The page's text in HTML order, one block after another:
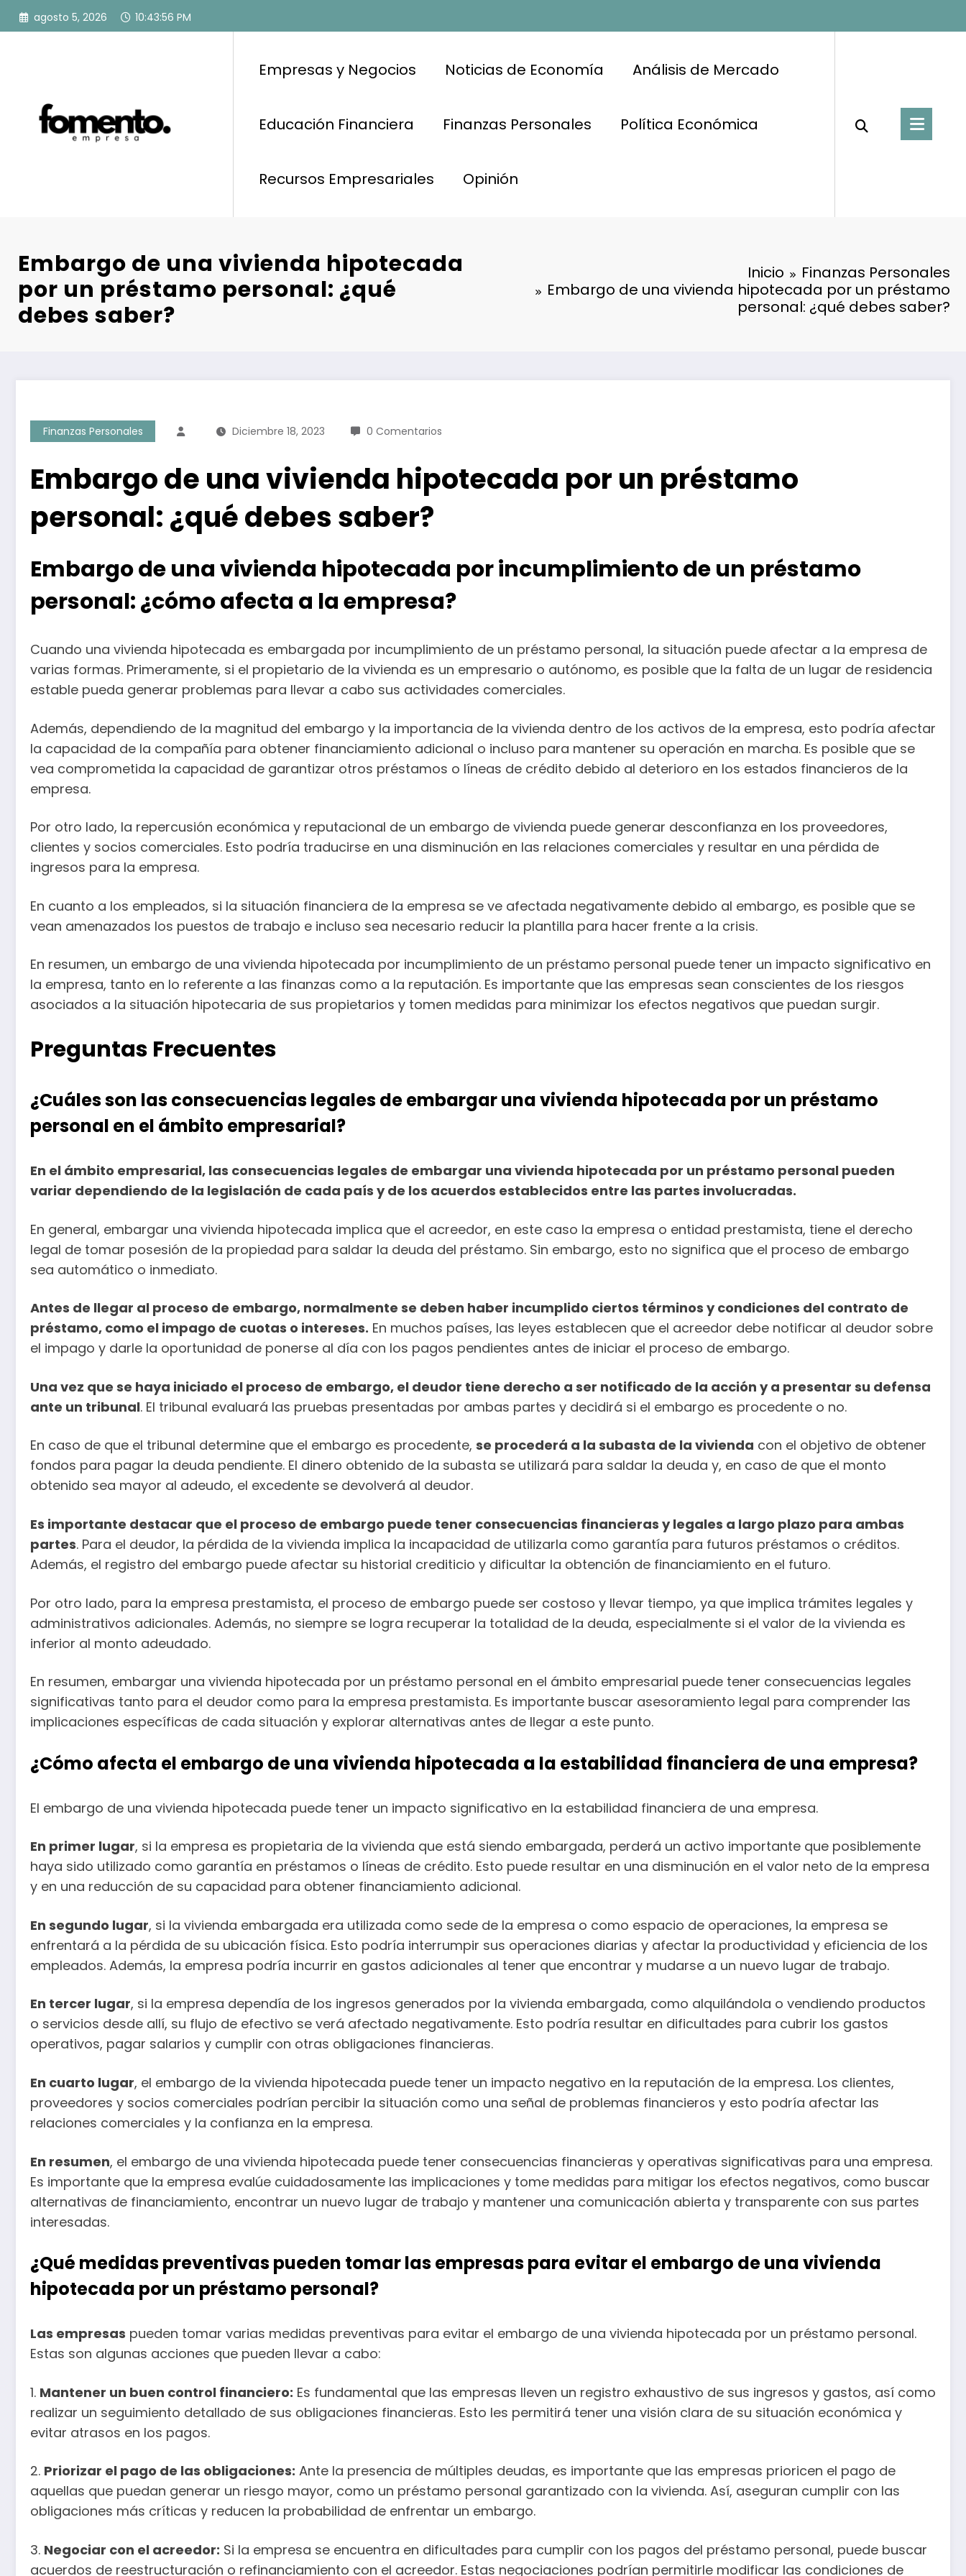
Saltar
agosto 5, 2026 10:43:57 PM
Empresas y Negocios Noticias de Economía Análisis de Mercado
Educación Financiera Finanzas Personales Política Económica
Recursos Empresariales Opinión
Embargo de una vivienda hipotecada
por un préstamo personal: ¿qué
debes saber?
Inicio
Finanzas Personales
Embargo de una vivienda hipotecada por un préstamo
personal: ¿qué debes saber?
Finanzas Personales Diciembre 18, 2023 0 Comentarios
Embargo de una vivienda hipotecada por un préstamo
personal: ¿qué debes saber?
Embargo de una vivienda hipotecada por incumplimiento de un préstamo
personal: ¿cómo afecta a la empresa?
Cuando una vivienda hipotecada es embargada por incumplimiento de un préstamo personal, la situación puede afectar a la empresa de
varias formas. Primeramente, si el propietario de la vivienda es un empresario o autónomo, es posible que la falta de un lugar de residencia
estable pueda generar problemas para llevar a cabo sus actividades comerciales.
Además, dependiendo de la magnitud del embargo y la importancia de la vivienda dentro de los activos de la empresa, esto podría afectar
la capacidad de la compañía para obtener financiamiento adicional o incluso para mantener su operación en marcha. Es posible que se
vea comprometida la capacidad de garantizar otros préstamos o líneas de crédito debido al deterioro en los estados financieros de la
empresa.
Por otro lado, la repercusión económica y reputacional de un embargo de vivienda puede generar desconfianza en los proveedores,
clientes y socios comerciales. Esto podría traducirse en una disminución en las relaciones comerciales y resultar en una pérdida de
ingresos para la empresa.
En cuanto a los empleados, si la situación financiera de la empresa se ve afectada negativamente debido al embargo, es posible que se
vean amenazados los puestos de trabajo e incluso sea necesario reducir la plantilla para hacer frente a la crisis.
En resumen, un embargo de una vivienda hipotecada por incumplimiento de un préstamo personal puede tener un impacto significativo en
la empresa, tanto en lo referente a las finanzas como a la reputación. Es importante que las empresas sean conscientes de los riesgos
asociados a la situación hipotecaria de sus propietarios y tomen medidas para minimizar los efectos negativos que puedan surgir.
Preguntas Frecuentes
¿Cuáles son las consecuencias legales de embargar una vivienda hipotecada por un préstamo
personal en el ámbito empresarial?
En el ámbito empresarial, las consecuencias legales de embargar una vivienda hipotecada por un préstamo personal pueden
variar dependiendo de la legislación de cada país y de los acuerdos establecidos entre las partes involucradas.
En general, embargar una vivienda hipotecada implica que el acreedor, en este caso la empresa o entidad prestamista, tiene el derecho
legal de tomar posesión de la propiedad para saldar la deuda del préstamo. Sin embargo, esto no significa que el proceso de embargo
sea automático o inmediato.
Antes de llegar al proceso de embargo, normalmente se deben haber incumplido ciertos términos y condiciones del contrato de
préstamo, como el impago de cuotas o intereses. En muchos países, las leyes establecen que el acreedor debe notificar al deudor sobre
el impago y darle la oportunidad de ponerse al día con los pagos pendientes antes de iniciar el proceso de embargo.
Una vez que se haya iniciado el proceso de embargo, el deudor tiene derecho a ser notificado de la acción y a presentar su defensa
ante un tribunal. El tribunal evaluará las pruebas presentadas por ambas partes y decidirá si el embargo es procedente o no.
En caso de que el tribunal determine que el embargo es procedente, se procederá a la subasta de la vivienda con el objetivo de obtener
fondos para pagar la deuda pendiente. El dinero obtenido de la subasta se utilizará para saldar la deuda y, en caso de que el monto
obtenido sea mayor al adeudo, el excedente se devolverá al deudor.
Es importante destacar que el proceso de embargo puede tener consecuencias financieras y legales a largo plazo para ambas
partes. Para el deudor, la pérdida de la vivienda implica la incapacidad de utilizarla como garantía para futuros préstamos o créditos.
Además, el registro del embargo puede afectar su historial crediticio y dificultar la obtención de financiamiento en el futuro.
Por otro lado, para la empresa prestamista, el proceso de embargo puede ser costoso y llevar tiempo, ya que implica trámites legales y
administrativos adicionales. Además, no siempre se logra recuperar la totalidad de la deuda, especialmente si el valor de la vivienda es
inferior al monto adeudado.
En resumen, embargar una vivienda hipotecada por un préstamo personal en el ámbito empresarial puede tener consecuencias legales
significativas tanto para el deudor como para la empresa prestamista. Es importante buscar asesoramiento legal para comprender las
implicaciones específicas de cada situación y explorar alternativas antes de llegar a este punto.
¿Cómo afecta el embargo de una vivienda hipotecada a la estabilidad financiera de una empresa?
El embargo de una vivienda hipotecada puede tener un impacto significativo en la estabilidad financiera de una empresa.
En primer lugar, si la empresa es propietaria de la vivienda que está siendo embargada, perderá un activo importante que posiblemente
haya sido utilizado como garantía en préstamos o líneas de crédito. Esto puede resultar en una disminución en el valor neto de la empresa
y en una reducción de su capacidad para obtener financiamiento adicional.
En segundo lugar, si la vivienda embargada era utilizada como sede de la empresa o como espacio de operaciones, la empresa se
enfrentará a la pérdida de su ubicación física. Esto podría interrumpir sus operaciones diarias y afectar la productividad y eficiencia de los
empleados. Además, la empresa podría incurrir en gastos adicionales al tener que encontrar y mudarse a un nuevo lugar de trabajo.
En tercer lugar, si la empresa dependía de los ingresos generados por la vivienda embargada, como alquilándola o vendiendo productos
o servicios desde allí, su flujo de efectivo se verá afectado negativamente. Esto podría resultar en dificultades para cubrir los gastos
operativos, pagar salarios y cumplir con otras obligaciones financieras.
En cuarto lugar, el embargo de la vivienda hipotecada puede tener un impacto negativo en la reputación de la empresa. Los clientes,
proveedores y socios comerciales podrían percibir la situación como una señal de problemas financieros y esto podría afectar las
relaciones comerciales y la confianza en la empresa.
En resumen, el embargo de una vivienda hipotecada puede tener consecuencias financieras y operativas significativas para una empresa.
Es importante que la empresa evalúe cuidadosamente las implicaciones y tome medidas para mitigar los efectos negativos, como buscar
alternativas de financiamiento, encontrar un nuevo lugar de trabajo y mantener una comunicación abierta y transparente con sus partes
interesadas.
¿Qué medidas preventivas pueden tomar las empresas para evitar el embargo de una vivienda
hipotecada por un préstamo personal?
Las empresas pueden tomar varias medidas preventivas para evitar el embargo de una vivienda hipotecada por un préstamo personal.
Estas son algunas acciones que pueden llevar a cabo:
1. Mantener un buen control financiero: Es fundamental que las empresas lleven un registro exhaustivo de sus ingresos y gastos, así como
realizar un seguimiento detallado de sus obligaciones financieras. Esto les permitirá tener una visión clara de su situación económica y
evitar atrasos en los pagos.
2. Priorizar el pago de las obligaciones: Ante la presencia de múltiples deudas, es importante que las empresas prioricen el pago de
aquellas que puedan generar un riesgo mayor, como un préstamo personal garantizado con la vivienda. Así, aseguran cumplir con las
obligaciones más críticas y reducen la probabilidad de enfrentar un embargo.
3. Negociar con el acreedor: Si la empresa se encuentra en dificultades para cumplir con los pagos del préstamo personal, puede buscar
acuerdos de reestructuración o refinanciamiento con el acreedor. Estas negociaciones podrían permitirle modificar las condiciones de